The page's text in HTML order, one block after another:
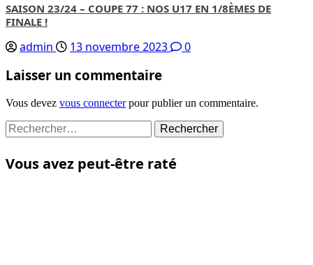
SAISON 23/24 – COUPE 77 : NOS U17 EN 1/8ÈMES DE
FINALE !
admin 13 novembre 2023 0
Laisser un commentaire
Vous devez vous connecterpour publier un commentaire.
Rechercher :
Vous avez peut-être raté